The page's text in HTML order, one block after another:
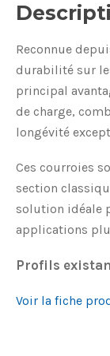
Reconnue
durabilité sur
principal
de charge,
longévité
Ces courroies
section
solution idéale
applications
Profils
Voir la fiche